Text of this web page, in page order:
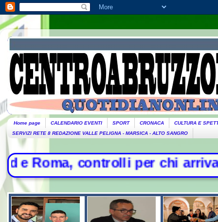
Home page CALENDARIO EVENTI SPORT CRONACA
CULTURA E
SERVIZI RETE 8 REDAZIONE VALLE PELIGNA - MARSICA - ALTO SANGRO
controlli per chi arriva